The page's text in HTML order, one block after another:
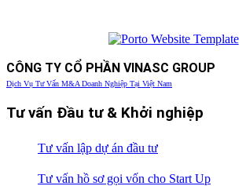
CÔNG TY CỔ PHẦN VINASC GROUP
Dịch Vụ Tư Vấn M&A Doanh Nghiệp Tại Việt Nam
Tư vấn Đầu tư & Khởi nghiệp
Tư vấn lập dự án đầu tư
Tư vấn hồ sơ gọi vốn cho Start Up